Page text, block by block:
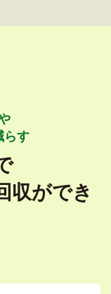
らす
収ができ